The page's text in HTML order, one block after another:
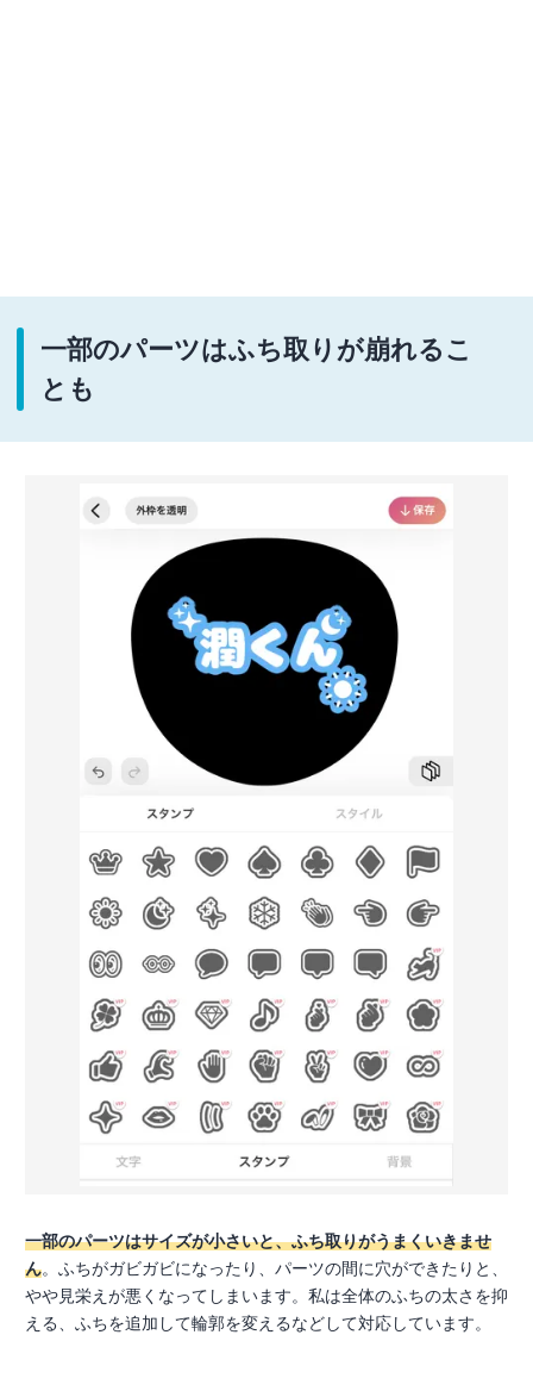
一部のパーツはふち取りが崩れるこ
とも
一部のパーツはサイズが小さいと、ふち取りがうまくいきませ
ん。ふちがガビガビになったり、パーツの間に穴ができたりと、
やや見栄えが悪くなってしまいます。私は全体のふちの太さを抑
える、ふちを追加して輪郭を変えるなどして対応しています。